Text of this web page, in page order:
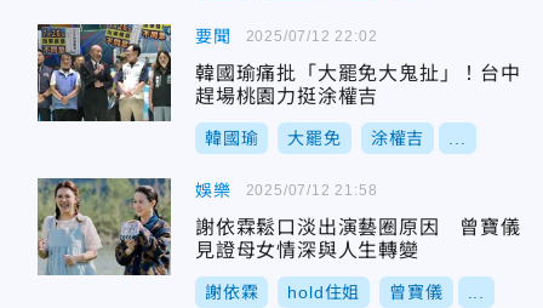
要聞
韓國瑜痛批「大罷免大鬼扯」！台中
趕場桃園力挺涂權吉
韓國瑜 大罷免 涂權吉
2025/07/12 22:02
娛樂
謝依霖鬆口淡出演藝圈原因 曾寶儀
見證母女情深與人生轉變
謝依霖 hold住姐 曾寶儀
2025/07/12 21:58